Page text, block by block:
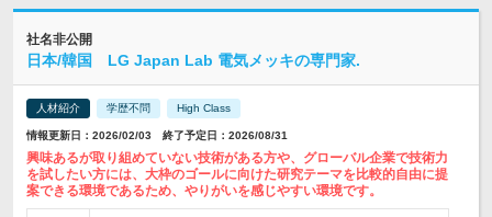
社名非公開
日本/韓国 LG Japan Lab 電気メッキの専門家.
人材紹介 学歴不問 High Class
情報更新日：2026/02/03 終了予定日：2026/08/31
興味あるが取り組めていない技術がある方や、グローバル企業で技術力
を試したい方には、大枠のゴールに向けた研究テーマを比較的自由に提
案できる環境であるため、やりがいを感じやすい環境です。